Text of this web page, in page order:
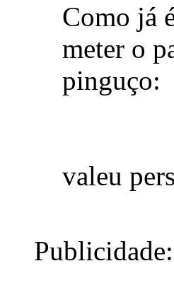
Como já
meter o
pinguço:
valeu
Publicidade: